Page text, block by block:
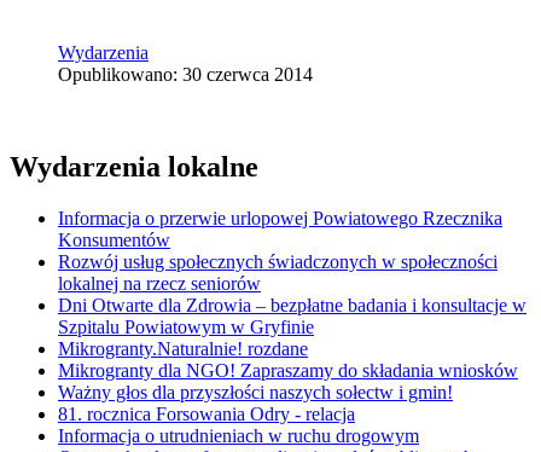
Wydarzenia
Opublikowano: 30 czerwca 2014
Wydarzenia lokalne
Informacja o przerwie urlopowej Powiatowego Rzecznika
Konsumentów
Rozwój usług społecznych świadczonych w społeczności
lokalnej na rzecz seniorów
Dni Otwarte dla Zdrowia – bezpłatne badania i konsultacje w
Szpitalu Powiatowym w Gryfinie
Mikrogranty.Naturalnie! rozdane
Mikrogranty dla NGO! Zapraszamy do składania wniosków
Ważny głos dla przyszłości naszych sołectw i gmin!
81. rocznica Forsowania Odry - relacja
Informacja o utrudnieniach w ruchu drogowym